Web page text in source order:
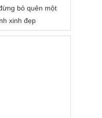
bỏ quên một
xinh đẹp